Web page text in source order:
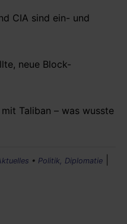
CIA sind ein- und
neue Block-
Taliban – was wusste
• Politik, Diplomatie